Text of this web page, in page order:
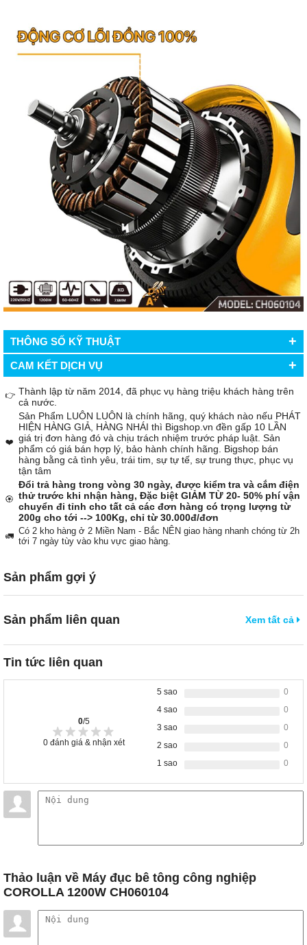
THÔNG SỐ KỸ THUẬT +
CAM KẾT DỊCH VỤ +
👉 Thành lập từ năm 2014, đã phục vụ hàng triệu khách hàng trên
cả nước.
❤️
Sản Phẩm LUÔN LUÔN là chính hãng, quý khách nào nếu PHÁT
HIỆN HÀNG GIẢ, HÀNG NHÁI thì Bigshop.vn đền gấp 10 LẦN
giá trị đơn hàng đó và chịu trách nhiệm trước pháp luật. Sản
phẩm có giá bán hợp lý, bảo hành chính hãng. Bigshop bán
hàng bằng cả tình yêu, trái tim, sự tự tế, sự trung thực, phục vụ
tận tâm
🏵️
Đổi trả hàng trong vòng 30 ngày, được kiểm tra và cắm điện
thử trước khi nhận hàng, Đặc biệt GIẢM TỪ 20- 50% phí vận
chuyển đi tỉnh cho tất cả các đơn hàng có trọng lượng từ
200g cho tới --> 100Kg, chỉ từ 30.000đ/đơn
🚛 Có 2 kho hàng ở 2 Miền Nam - Bắc NÊN giao hàng nhanh chóng từ 2h
tới 7 ngày tùy vào khu vực giao hàng.
Sản phẩm gợi ý
Sản phẩm liên quan Xem tất cả
Tin tức liên quan
0/5
0 đánh giá & nhận xét
5 sao
0
4 sao
0
3 sao
0
2 sao
0
1 sao
0
Thảo luận về Máy đục bê tông công nghiệp
COROLLA 1200W CH060104